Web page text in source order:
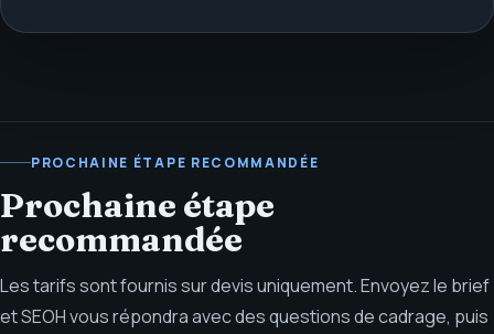
PROCHAINE ÉTAPE RECOMMANDÉE
Prochaine étape
recommandée
Les tarifs sont fournis sur devis uniquement. Envoyez le brief
et SEOH vous répondra avec des questions de cadrage, puis